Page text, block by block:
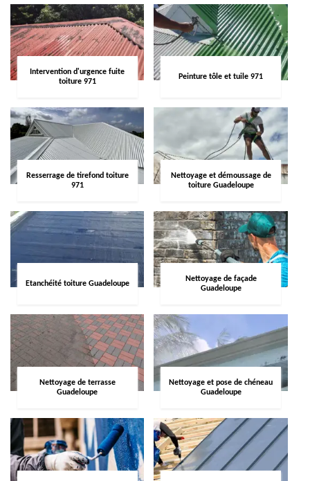
Intervention d'urgence fuite
toiture 971
Peinture tôle et tuile 971
Resserrage de tirefond toiture
971
Nettoyage et démoussage de
toiture Guadeloupe
Etanchéité toiture Guadeloupe
Nettoyage de façade
Guadeloupe
Nettoyage de terrasse
Guadeloupe
Nettoyage et pose de chéneau
Guadeloupe